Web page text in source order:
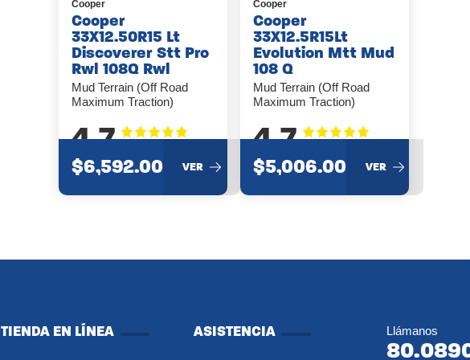
Cooper
Cooper
33X12.50R15 Lt
Discoverer Stt Pro
Rwl 108Q Rwl
Mud Terrain (Off Road
Maximum Traction)
4.7
$6,592.00 VER
Cooper
Cooper
33X12.5R15Lt
Evolution Mtt Mud
108 Q
Mud Terrain (Off Road
Maximum Traction)
4.7
$5,006.00 VER
TIENDA EN LÍNEA ASISTENCIA Llámanos